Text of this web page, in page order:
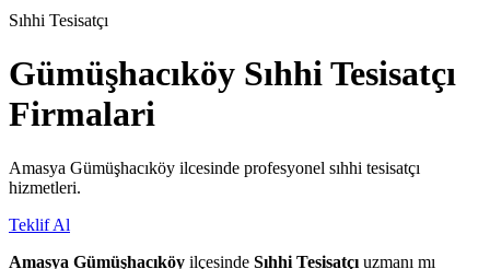
Sıhhi Tesisatçı
Gümüşhacıköy Sıhhi Tesisatçı
Firmalari
Amasya Gümüşhacıköy ilcesinde profesyonel sıhhi tesisatçı
hizmetleri.
Teklif Al
Amasya Gümüşhacıköy ilçesinde Sıhhi Tesisatçı uzmanı mı